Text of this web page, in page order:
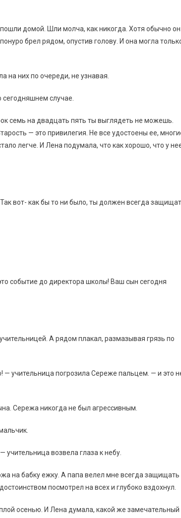
домой. Шли молча, как никогда. Хотя обычно он
брел рядом, опустив голову. И она могла
на них по очереди, не узнавая.
сегодняшнем случае.
семь на двадцать пять ты выглядеть не можешь.
— это привилегия. Не все удостоены ее,
легче. И Лена подумала, что как хорошо, что у
вот- как бы то ни было, ты должен всегда
событие до директора школы! Ваш сын сегодня
А рядом плакал, размазывая грязь по
учительница погрозила Сереже пальцем. — и это
Сережа никогда не был агрессивным.
учительница возвела глаза к небу.
на бабку ежку. А папа велел мне всегда защищать
посмотрел на всех и глубоко вздохнул.
осенью. И Лена думала, какой же замечательный